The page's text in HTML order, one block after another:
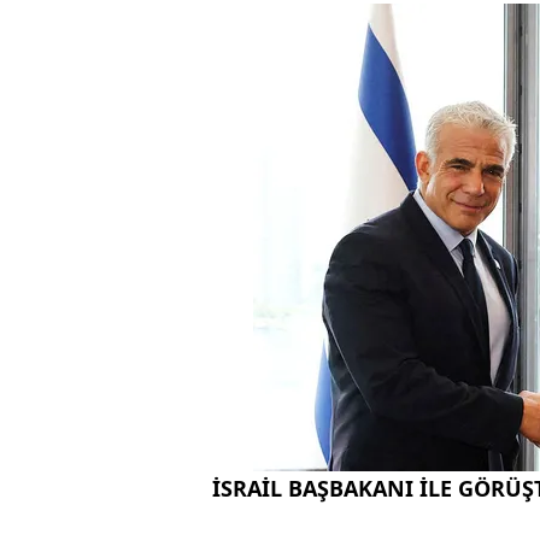
İSRAİL BAŞBAKANI İLE